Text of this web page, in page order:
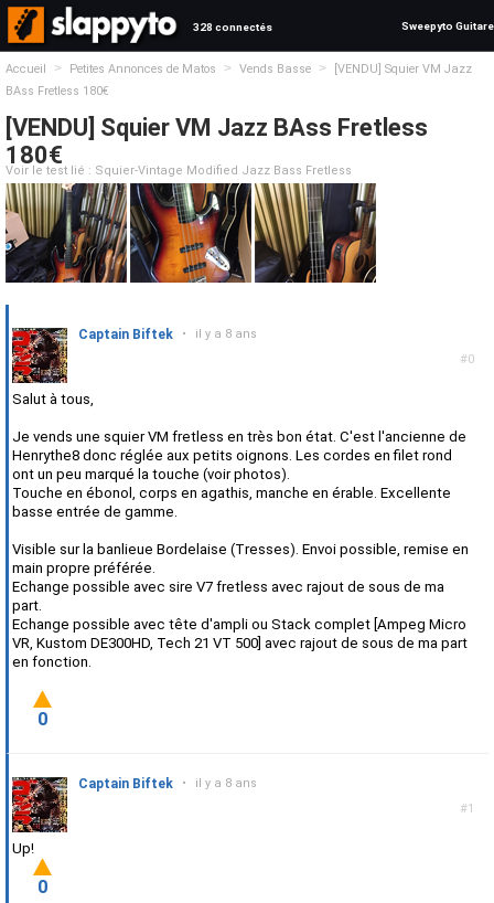
328 connectés Sweepyto Guitare
Accueil > Petites Annonces de Matos > Vends Basse >
[VENDU] Squier VM Jazz
BAss Fretless 180€
[VENDU] Squier VM Jazz BAss Fretless
180€
Voir le test lié : Squier-Vintage Modified Jazz Bass Fretless
#0
Captain Biftek • il y a 8 ans
Salut à tous,
Je vends une squier VM fretless en très bon état. C'est l'ancienne de
Henrythe8 donc réglée aux petits oignons. Les cordes en filet rond
ont un peu marqué la touche (voir photos).
Touche en ébonol, corps en agathis, manche en érable. Excellente
basse entrée de gamme.
Visible sur la banlieue Bordelaise (Tresses). Envoi possible, remise en
main propre préférée.
Echange possible avec sire V7 fretless avec rajout de sous de ma
part.
Echange possible avec tête d'ampli ou Stack complet [Ampeg Micro
VR, Kustom DE300HD, Tech 21 VT 500] avec rajout de sous de ma part
en fonction.
0
#1
Captain Biftek • il y a 8 ans
Up!
0